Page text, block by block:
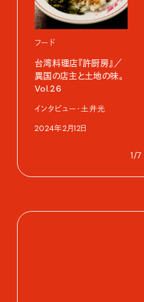
フード
台湾料理店『許厨房』／
異国の店主と土地の味。
Vol.26
インタビュー・土井光
2024年2月12日
1/7